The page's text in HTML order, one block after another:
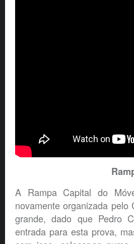
A Rampa Capital do
novamente organizada
grande, dado que Pedro
entrada para esta prova,